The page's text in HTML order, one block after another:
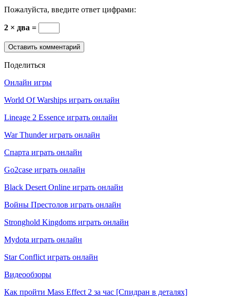
Пожалуйста, введите ответ цифрами:
2 × два =
Поделиться
Онлайн игры
World Of Warships играть онлайн
Lineage 2 Essence играть онлайн
War Thunder играть онлайн
Спарта играть онлайн
Go2case играть онлайн
Black Desert Online играть онлайн
Войны Престолов играть онлайн
Stronghold Kingdoms играть онлайн
Mydota играть онлайн
Star Conflict играть онлайн
Видеообзоры
Как пройти Mass Effect 2 за час [Спидран в деталях]